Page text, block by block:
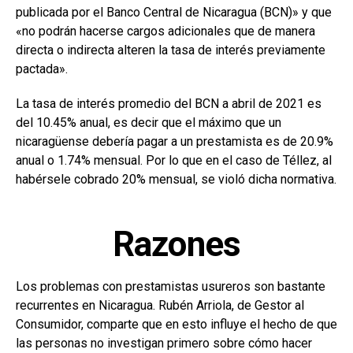
publicada por el Banco Central de Nicaragua (BCN)» y que
«no podrán hacerse cargos adicionales que de manera
directa o indirecta alteren la tasa de interés previamente
pactada».
La tasa de interés promedio del BCN a abril de 2021 es
del 10.45% anual, es decir que el máximo que un
nicaragüense debería pagar a un prestamista es de 20.9%
anual o 1.74% mensual. Por lo que en el caso de Téllez, al
habérsele cobrado 20% mensual, se violó dicha normativa.
Razones
Los problemas con prestamistas usureros son bastante
recurrentes en Nicaragua. Rubén Arriola, de Gestor al
Consumidor, comparte que en esto influye el hecho de que
las personas no investigan primero sobre cómo hacer